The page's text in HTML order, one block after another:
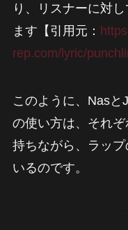
り、リスナーに対
ます【引用元：
rep.com/lyric/
このように、Nas
の使い方は、それ
持ちながら、ラッ
いるのです。